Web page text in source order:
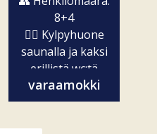
8+4
🧖‍♀️ Kylpyhuone
saunalla ja kaksi
erillistä wc:tä
✨...
varaamokki